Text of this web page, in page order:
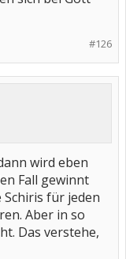
#126
wird eben
Fall gewinnt
Schiris für jeden
Aber in so
Das verstehe,